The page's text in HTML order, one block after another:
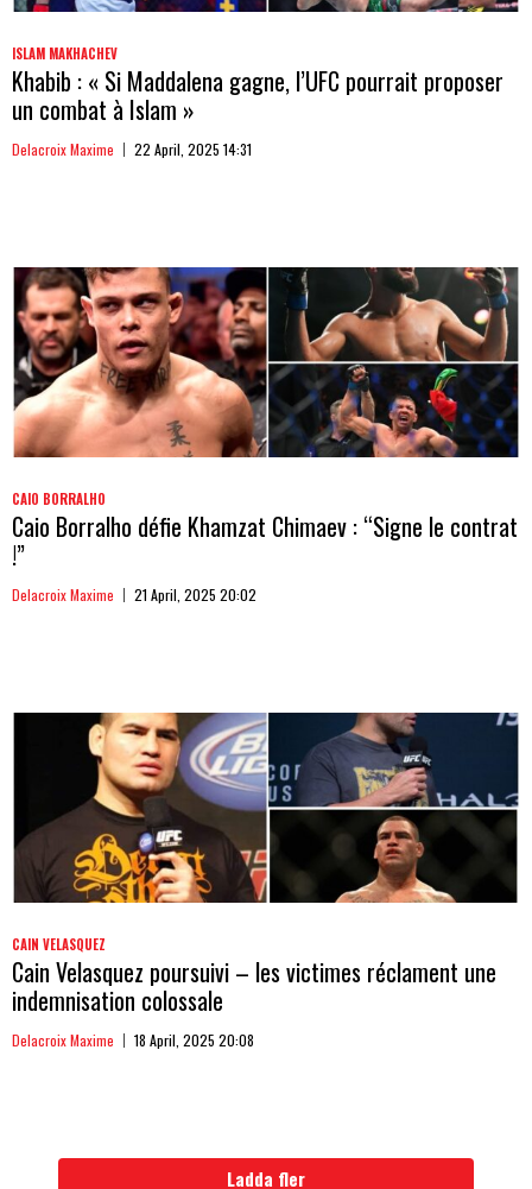
ISLAM MAKHACHEV
Khabib : « Si Maddalena gagne, l’UFC pourrait proposer
un combat à Islam »
Delacroix Maxime 22 April, 2025 14:31
CAIO BORRALHO
Caio Borralho défie Khamzat Chimaev : “Signe le contrat
!”
Delacroix Maxime 21 April, 2025 20:02
CAIN VELASQUEZ
Cain Velasquez poursuivi – les victimes réclament une
indemnisation colossale
Delacroix Maxime 18 April, 2025 20:08
Ladda fler